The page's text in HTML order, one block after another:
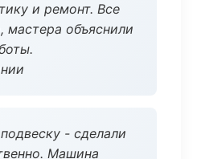
и ремонт. Все
мастера объяснили
- сделали
Машина